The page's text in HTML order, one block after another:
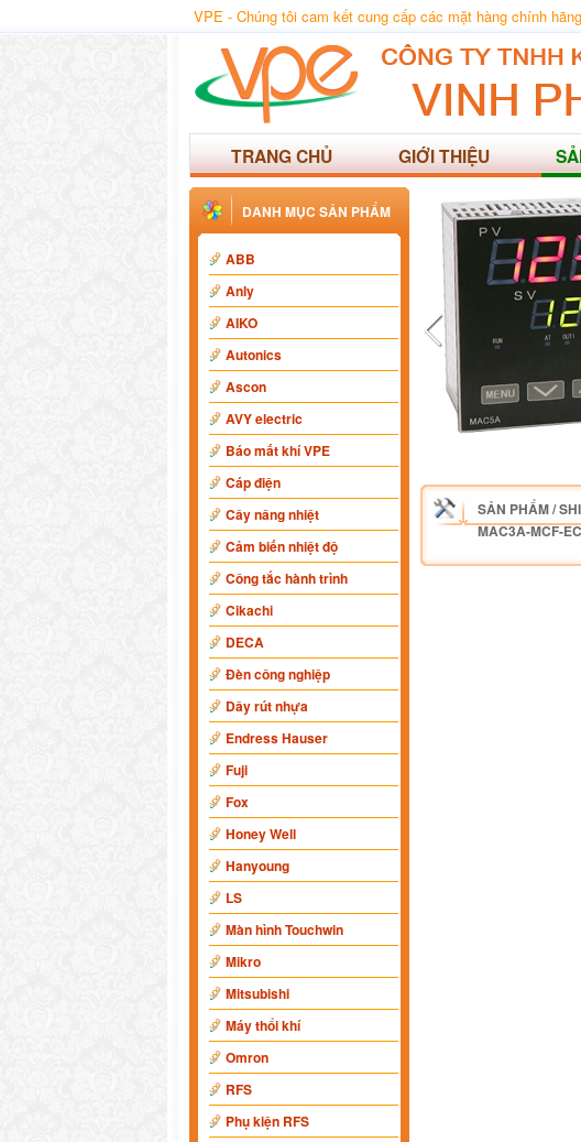
VPE - Chúng tôi cam kết cung cấp các mặt hàng chính
TRANG CHỦ GIỚI THIỆU
DANH MỤC SẢN PHẨM
ABB
Anly
AIKO
Autonics
Ascon
AVY electric
Báo mất khí VPE
Cáp điện
Cây nâng nhiệt
Cảm biến nhiệt độ
Công tắc hành trình
Cikachi
DECA
Đèn công nghiệp
Dây rút nhựa
Endress Hauser
Fuji
Fox
Honey Well
Hanyoung
LS
Màn hình Touchwin
Mikro
Mitsubishi
Máy thổi khí
Omron
RFS
Phụ kiện RFS
SẢN PHẨM/
MAC3A-MCF-